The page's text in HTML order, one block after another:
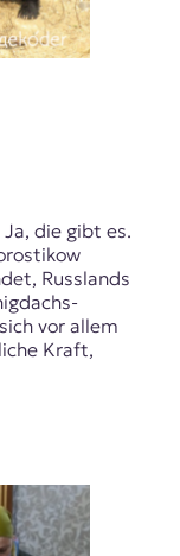
Ja, die gibt es.
Russlands
vor allem
Kraft,